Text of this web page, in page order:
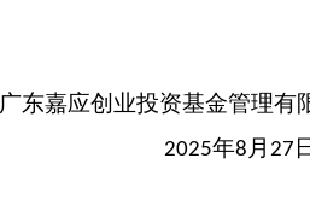
广东嘉应创业投资基金管理有
2025年8 月 27